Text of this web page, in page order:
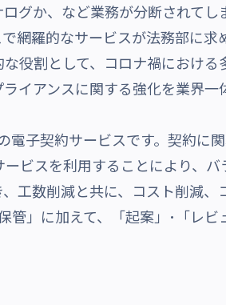
グか、など業務が分断されて
網羅的なサービスが法務部に求
役割として、コロナ禍におけ
イアンスに関する強化を業界一
子契約サービスです。契約に
ービスを利用することにより、
工数削減と共に、コスト削減
管」に加えて、「起案」･「レ